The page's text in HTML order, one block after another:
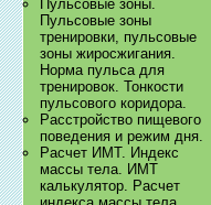
Пульсовые зоны.
Пульсовые зоны
тренировки, пульсовые
зоны жиросжигания.
Норма пульса для
тренировок. Тонкости
пульсового коридора.
Расстройство пищевого
поведения и режим дня.
Расчет ИМТ. Индекс
массы тела. ИМТ
калькулятор. Расчет